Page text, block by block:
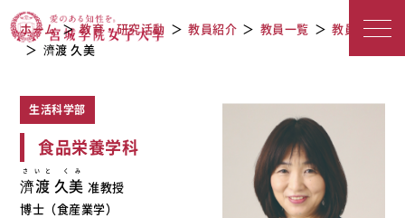
ホーム
教育・研究活動 教員紹介 教員一覧
教員検索
濟渡 久美
生活科学部
食品栄養学科
濟渡 久美
さいと くみ
准教授
博士（食産業学）